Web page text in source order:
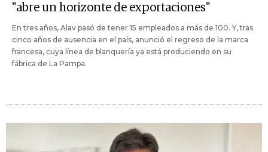
"abre un horizonte de exportaciones"
En tres años, Alav pasó de tener 15 empleados a más de 100. Y, tras
cinco años de ausencia en el país, anunció el regreso de la marca
francesa, cuya línea de blanquería ya está produciendo en su
fábrica de La Pampa.